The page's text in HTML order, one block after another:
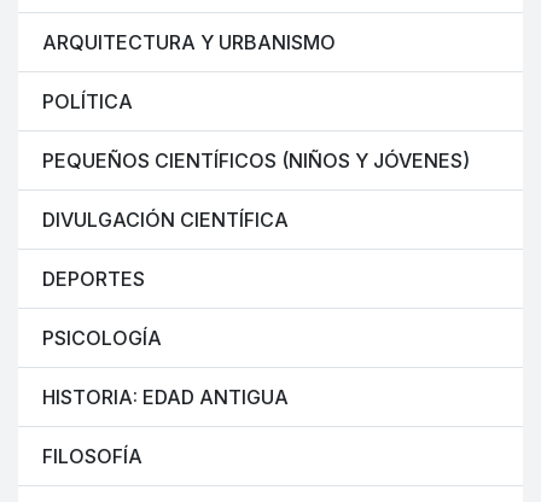
ARQUITECTURA Y URBANISMO
POLÍTICA
PEQUEÑOS CIENTÍFICOS (NIÑOS Y JÓVENES)
DIVULGACIÓN CIENTÍFICA
DEPORTES
PSICOLOGÍA
HISTORIA: EDAD ANTIGUA
FILOSOFÍA